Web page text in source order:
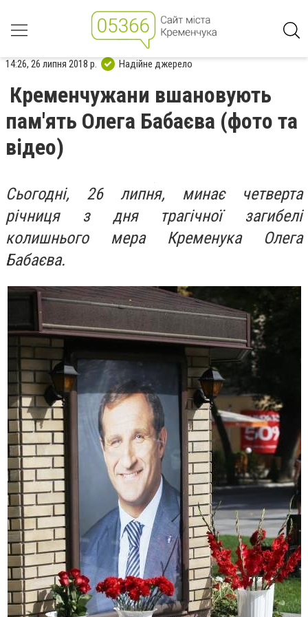
14:26, 26 липня 2018 р. Надійне джерело
Кременчужани вшановують
пам'ять Олега Бабаєва (фото та
відео)
Сьогодні, 26 липня, минає четверта
річниця з дня трагічної загибелі
колишнього мера Кременука Олега
Бабаєва.